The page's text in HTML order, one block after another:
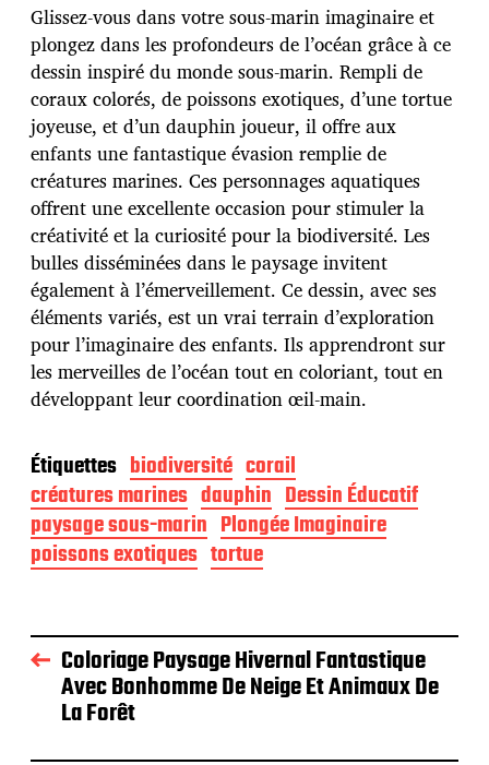
e
p
u
b
l
i
c
a
t
i
o
n
Glissez-vous dans votre sous-marin imaginaire et
plongez dans les profondeurs de l’océan grâce à ce
dessin inspiré du monde sous-marin. Rempli de
coraux colorés, de poissons exotiques, d’une tortue
joyeuse, et d’un dauphin joueur, il offre aux
enfants une fantastique évasion remplie de
créatures marines. Ces personnages aquatiques
offrent une excellente occasion pour stimuler la
créativité et la curiosité pour la biodiversité. Les
bulles disséminées dans le paysage invitent
également à l’émerveillement. Ce dessin, avec ses
éléments variés, est un vrai terrain d’exploration
pour l’imaginaire des enfants. Ils apprendront sur
les merveilles de l’océan tout en coloriant, tout en
développant leur coordination œil-main.
Étiquettes biodiversité corail
créatures marines dauphin Dessin Éducatif
paysage sous-marin Plongée Imaginaire
poissons exotiques tortue
Coloriage Paysage Hivernal Fantastique
Avec Bonhomme De Neige Et Animaux De
La Forêt